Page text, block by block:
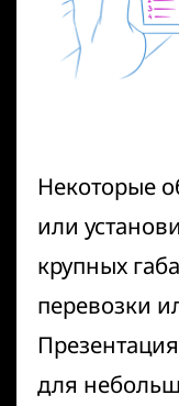
Некоторые
или
крупных
перевозки
для